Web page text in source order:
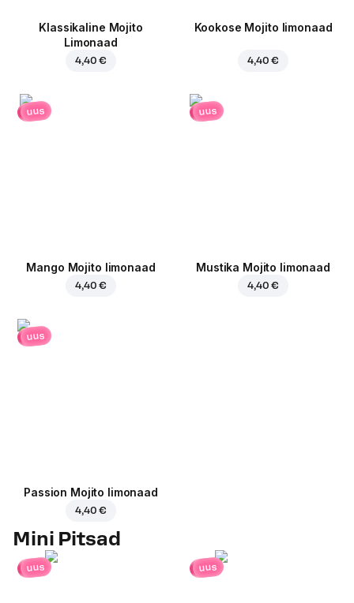
Klassikaline Mojito
Limonaad
4,40 €
Kookose Mojito limonaad
4,40 €
uus
Mango Mojito limonaad
4,40 €
uus
Mustika Mojito limonaad
4,40 €
uus
Passion Mojito limonaad
4,40 €
Mini Pitsad
uus uus